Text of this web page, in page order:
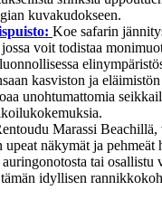
kuvakudokseen.
Koe safarin
voit todistaa
kasviston ja eläimistön
unohtumattomia
Marassi Beachillä,
upeat näkymät ja pehmeät
tai osallistu
idyllisen